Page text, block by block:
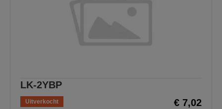
LK-2YBP
Uitverkocht € 7,02